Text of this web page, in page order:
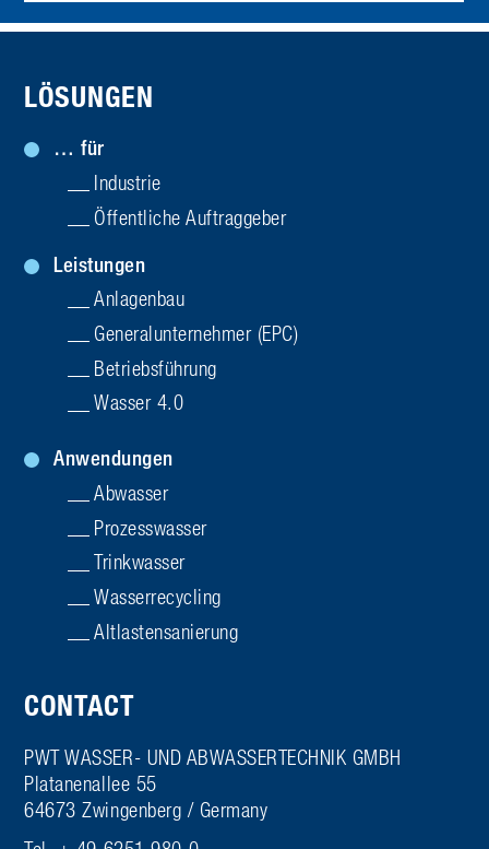
LÖSUNGEN
… für
Industrie
Öffentliche Auftraggeber
Leistungen
Anlagenbau
General­unternehmer (EPC)
Betriebsführung
Wasser 4.0
Anwendungen
Abwasser
Prozesswasser
Trinkwasser
Wasserrecycling
Altlasten­sanierung
CONTACT
PWT WASSER- UND ABWASSERTECHNIK GMBH
Platanenallee 55
64673 Zwingenberg / Germany